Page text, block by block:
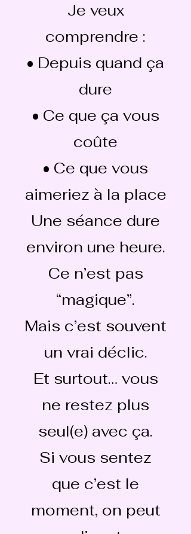
Je veux
comprendre :
• Depuis quand ça
dure
• Ce que ça vous
coûte
• Ce que vous
aimeriez à la place
Une séance dure
environ une heure.
Ce n’est pas
“magique”.
Mais c’est souvent
un vrai déclic.
Et surtout… vous
ne restez plus
seul(e) avec ça.
Si vous sentez
que c’est le
moment, on peut